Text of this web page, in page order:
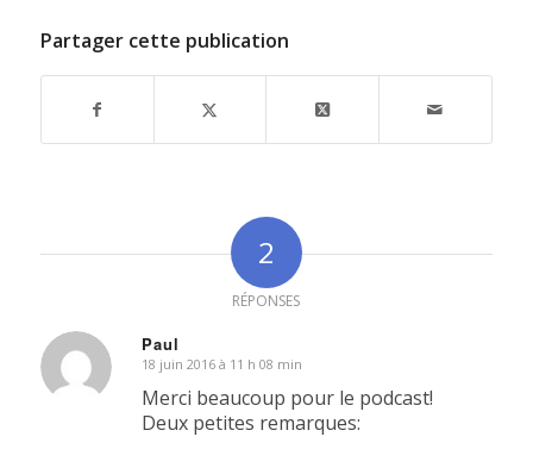
Partager cette publication
2
RÉPONSES
Paul
dit
:
18 juin 2016 à 11 h 08 min
Merci beaucoup pour le podcast!
Deux petites remarques: